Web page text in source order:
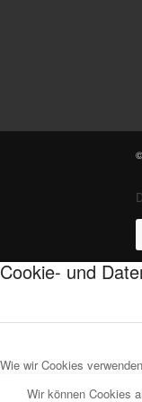
Cookie- und
Wie wir Cookies verwenden
Wir können Cookies